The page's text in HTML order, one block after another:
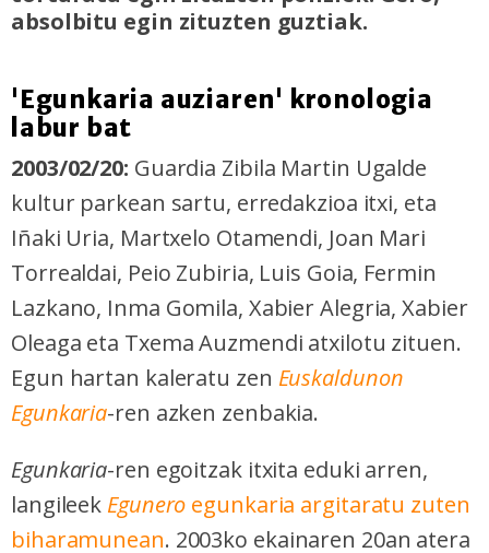
absolbitu egin zituzten guztiak.
'Egunkaria auziaren' kronologia
labur bat
2003/02/20: Guardia Zibila Martin Ugalde
kultur parkean sartu, erredakzioa itxi, eta
Iñaki Uria, Martxelo Otamendi, Joan Mari
Torrealdai, Peio Zubiria, Luis Goia, Fermin
Lazkano, Inma Gomila, Xabier Alegria, Xabier
Oleaga eta Txema Auzmendi atxilotu zituen.
Egun hartan kaleratu zen Euskaldunon
Egunkaria-ren azken zenbakia.
Egunkaria-ren egoitzak itxita eduki arren,
langileek Egunero egunkaria argitaratu zuten
biharamunean. 2003ko ekainaren 20an atera